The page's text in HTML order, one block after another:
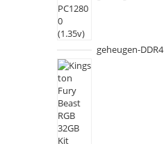
geheugen-DDR4